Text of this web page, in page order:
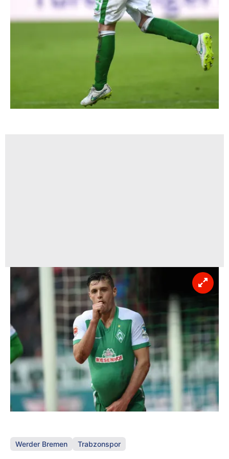
ziyaret edebilirsiniz.
6698 sayılı Kişisel Verilerin Korunması Kanunu uyarınca
hazırlanmış Aydınlatma Metnimizi okumak ve sitemizde
ilgili mevzuata uygun olarak kullanılan çerezlerle ilgili bilgi
tıklayınız.
Werder Bremen Trabzonspor